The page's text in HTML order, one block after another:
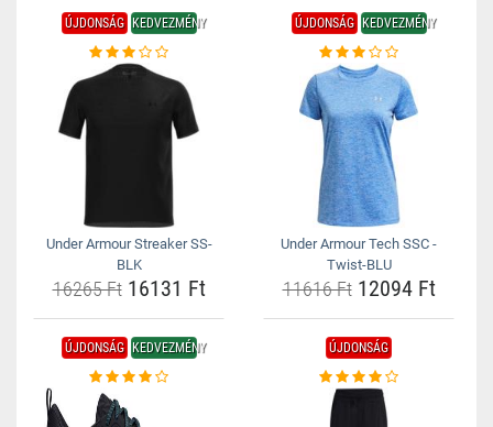
ÚJDONSÁG KEDVEZMÉNY
Under Armour Streaker SS-
BLK
16265 Ft16131 Ft
ÚJDONSÁG KEDVEZMÉNY
Under Armour Tech SSC -
Twist-BLU
11616 Ft12094 Ft
ÚJDONSÁG KEDVEZMÉNY ÚJDONSÁG